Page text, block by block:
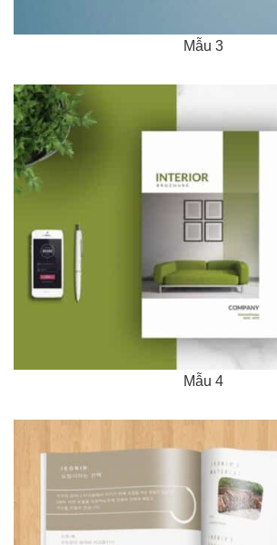
Mẫu 3
Mẫu 4